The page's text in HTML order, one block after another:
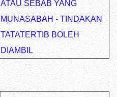
ATAU SEBAB YANG
MUNASABAH - TINDAKAN
TATATERTIB BOLEH
DIAMBIL